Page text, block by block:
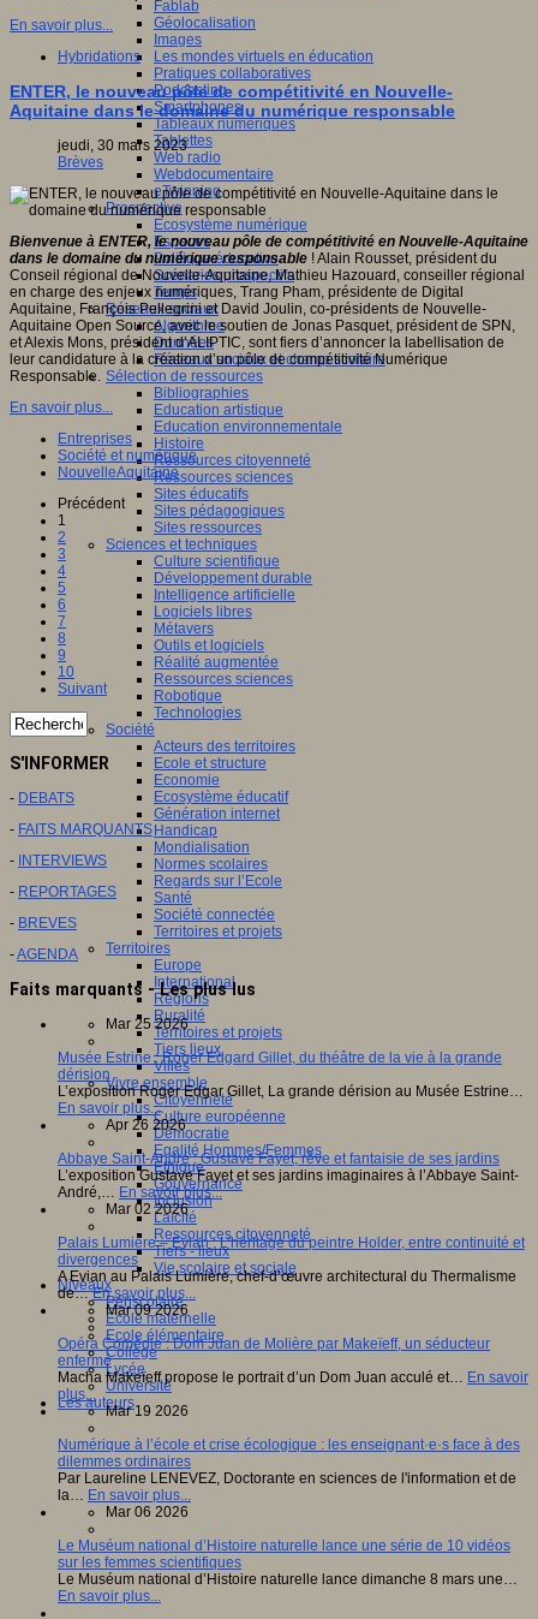
Fablab
Géolocalisation
Images
Les mondes virtuels en éducation
Pratiques collaboratives
Podcasting
Smartphones
Tableaux numériques
Tablettes
Web radio
Webdocumentaire
eTwinning
Prospective
Ecosystème numérique
Espaces
Politique éducative
Scénarios prospectifs
Temps
Réseaux sociaux
Algorithme
Données
Réseaux sociaux et champ scolaire
Sélection de ressources
Bibliographies
Education artistique
Education environnementale
Histoire
Ressources citoyenneté
Ressources sciences
Sites éducatifs
Sites pédagogiques
Sites ressources
Sciences et techniques
Culture scientifique
Développement durable
Intelligence artificielle
Logiciels libres
Métavers
Outils et logiciels
Réalité augmentée
Ressources sciences
Robotique
Technologies
Société
Acteurs des territoires
Ecole et structure
Economie
Ecosystème éducatif
Génération internet
Handicap
Mondialisation
Normes scolaires
Regards sur l’Ecole
Santé
Société connectée
Territoires et projets
Territoires
Europe
International
Régions
Ruralité
Territoires et projets
Tiers lieux
Villes
Vivre ensemble
Citoyenneté
Culture européenne
Démocratie
Egalité Hommes/Femmes
Ethique
Gouvernance
Inclusion
Laïcité
Ressources citoyenneté
Tiers - lieux
Vie scolaire et sociale
Niveaux
Périscolaire
Ecole maternelle
Ecole élémentaire
Collège
Lycée
Université
Les auteurs
En savoir plus...
Hybridations
ENTER, le nouveau pôle de compétitivité en Nouvelle-
Aquitaine dans le domaine du numérique responsable
jeudi, 30 mars 2023
Brèves
Bienvenue à ENTER, le nouveau pôle de compétitivité en Nouvelle-Aquitaine
dans le domaine du numérique responsable ! Alain Rousset, président du
Conseil régional de Nouvelle-Aquitaine, Mathieu Hazouard, conseiller régional
en charge des enjeux numériques, Trang Pham, présidente de Digital
Aquitaine, François Pellegrini et David Joulin, co-présidents de Nouvelle-
Aquitaine Open Source, avec le soutien de Jonas Pasquet, président de SPN,
et Alexis Mons, président d’ALIPTIC, sont fiers d’annoncer la labellisation de
leur candidature à la création d’un pôle de compétitivité Numérique
Responsable.
En savoir plus...
Entreprises
Société et numérique
NouvelleAquitaine
Précédent
1
2
3
4
5
6
7
8
9
10
Suivant
S'INFORMER
- DEBATS
- FAITS MARQUANTS
- INTERVIEWS
- REPORTAGES
- BREVES
-AGENDA
Faits marquants - Les plus lus
Mar 25 2026
Musée Estrine : Roger Edgard Gillet, du théâtre de la vie à la grande
dérision
L’exposition Roger Edgar Gillet, La grande dérision au Musée Estrine…
En savoir plus...
Apr 26 2026
Abbaye Saint-André : Gustave Fayet, rêve et fantaisie de ses jardins
L’exposition Gustave Fayet et ses jardins imaginaires à l’Abbaye Saint-
André,… En savoir plus...
Mar 02 2026
Palais Lumière – Evian : L’héritage du peintre Holder, entre continuité et
divergences
A Evian au Palais Lumière, chef-d’œuvre architectural du Thermalisme
de…En savoir plus...
Mar 09 2026
Opéra Comédie : Dom Juan de Molière par Makeïeff, un séducteur
enfermé
Macha Makeïeff propose le portrait d’un Dom Juan acculé et… En savoir
plus...
Mar 19 2026
Numérique à l’école et crise écologique : les enseignant·e·s face à des
dilemmes ordinaires
Par Laureline LENEVEZ, Doctorante en sciences de l'information et de
la… En savoir plus...
Mar 06 2026
Le Muséum national d’Histoire naturelle lance une série de 10 vidéos
sur les femmes scientifiques
Le Muséum national d’Histoire naturelle lance dimanche 8 mars une…
En savoir plus...